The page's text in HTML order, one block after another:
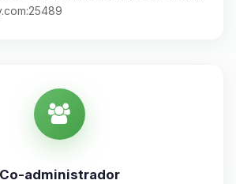
Co-administrador